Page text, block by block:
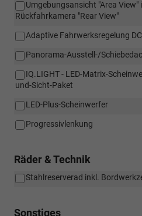
Umgebungsansicht "Area View"
Rückfahrkamera "Rear View"
Adaptive Fahrwerksregelung
Panorama-Ausstell-/
IQ.LIGHT - LED-Matrix-
und-Sicht-Paket
LED-Plus-Scheinwerfer
Progressivlenkung
Räder & Technik
Stahlreserverad inkl.
Sonstiges